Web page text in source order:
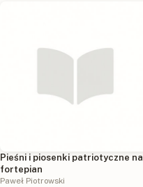
Pieśni i piosenki patriotyczne na
fortepian
Paweł Piotrowski